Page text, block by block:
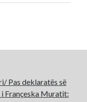
Pas deklaratës së
Françeska Muratit: